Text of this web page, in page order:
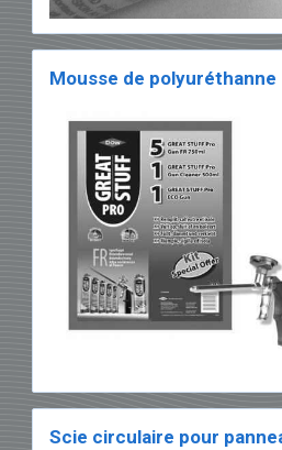
Mousse de polyuréthanne
Scie circulaire pour